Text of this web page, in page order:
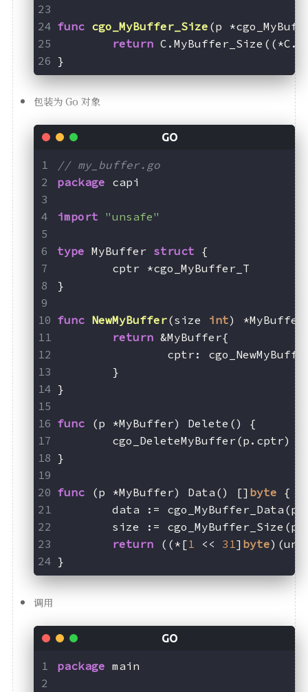
func cgo_MyBuffer_Size (p
return
}
包装为 Go 对象
// my_buffer.go
package capi
import "unsafe"
type MyBuffer struct {
	cptr *cgo_MyBuffer_T
}
func NewMyBuffer(size int)
return &MyBuffer{
cptr:
	}
}
func (p *MyBuffer)
Delete() {
	cgo_DeleteMyBuffer(p.cptr)
}
func (p *MyBuffer) Data() [] byte {
data :=
size :=
return ((*[1 << 31] byte
}
调用
package main